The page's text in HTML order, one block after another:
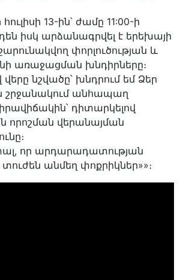
13-ին՝ ժամը 11:00-ի
իսկ արձանագրվել է երեխայի
փորլուծության և
առաջացման խնդիրները։
նշվածը՝ խնդրում եմ Ձեր
շրջանակում անհապաղ
դիտարկելով
որոշման վերանայման
որ արդարադատության
անմեղ փոքրիկներ»»։